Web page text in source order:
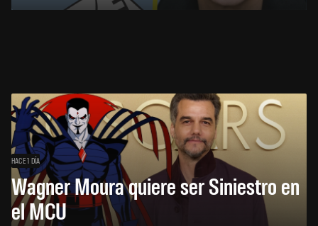
HACE 1 DÍA
Wagner Moura quiere ser Siniestro en
el MCU